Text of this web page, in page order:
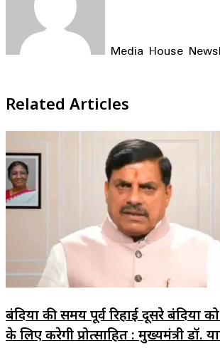
Media House News
Related Articles
बंदियों की समय पूर्व रिहाई दूसरे
के लिए करेगी प्रोत्साहित : मुख्यमंत्री डॉ.